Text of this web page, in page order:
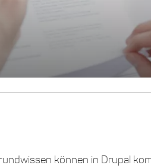
können in Drupal